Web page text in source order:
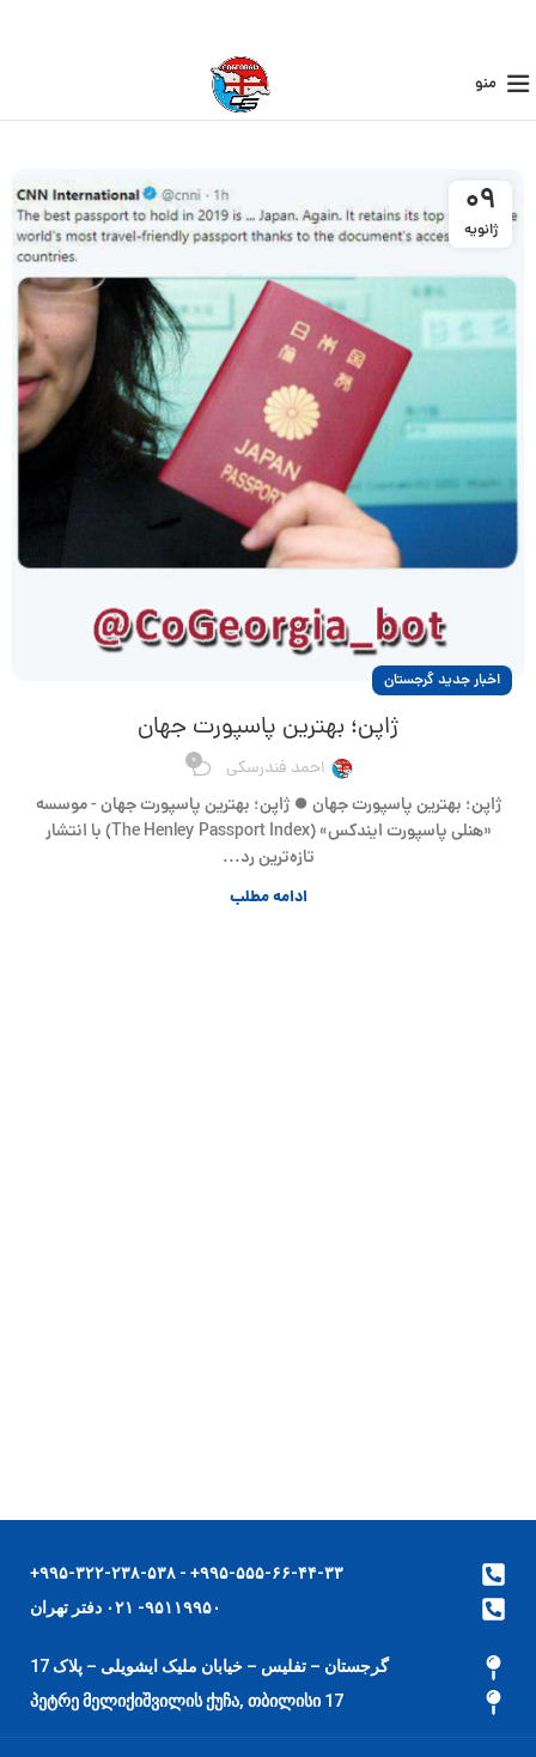
منو
09
ژانویه
اخبار جدید گرجستان
ژاپن؛ بهترین پاسپورت جهان
احمد فندرسکی 0
ژاپن؛ بهترین پاسپورت جهان ⏺ ژاپن؛ بهترین پاسپورت جهان - موسسه
«هنلی پاسپورت ایندکس» (The Henley Passport Index) با انتشار
تازه‌ترین رد...
ادامه مطلب
۹۹۵-۵۵۵-۶۶-۴۴-۳۳+ - ۹۹۵-۳۲۲-۲۳۸-۵۳۸+
۹۵۱۱۹۹۵۰- ۰۲۱ دفتر تهران
گرجستان – تفلیس – خیابان ملیک ایشویلی – پلاک 17
17 პეტრე მელიქიშვილის ქუჩა, თბილისი